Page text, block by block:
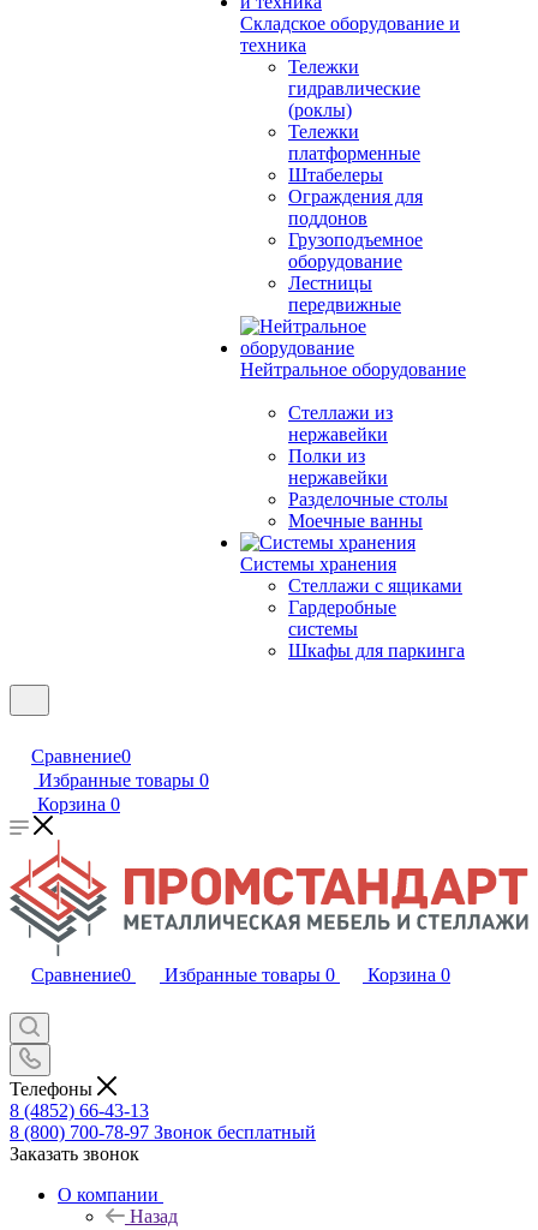
Складское оборудование и
техника
Тележки
гидравлические
(роклы)
Тележки
платформенные
Штабелеры
Ограждения для
поддонов
Грузоподъемное
оборудование
Лестницы
передвижные
Нейтральное оборудование
Стеллажи из
нержавейки
Полки из
нержавейки
Разделочные столы
Моечные ванны
Системы хранения
Стеллажи с ящиками
Гардеробные
системы
Шкафы для паркинга
Сравнение0
Избранные товары 0
Корзина 0
Сравнение0 Избранные товары 0 Корзина 0
Телефоны
8 (4852) 66-43-13
8 (800) 700-78-97 Звонок бесплатный
Заказать звонок
О компании
Назад